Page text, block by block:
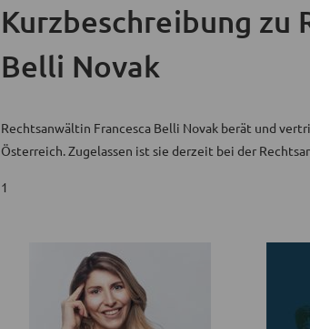
Kurzbeschreibung zu
Belli Novak
Rechtsanwältin Francesca Belli Novak berät und
Österreich. Zugelassen ist sie derzeit bei der
1